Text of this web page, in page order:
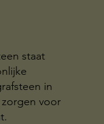
staat
in
zorgen voor